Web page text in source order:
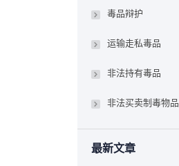
毒品辩护
运输走私毒品
非法持有毒品
非法买卖制毒物品
最新文章